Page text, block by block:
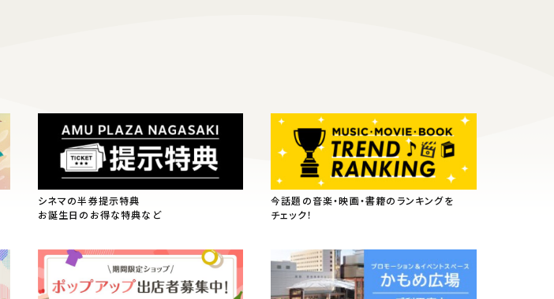
シネマの半券提示特典
お誕生日のお得な特典など
今話題の音楽・映画・書籍のランキングを
チェック！